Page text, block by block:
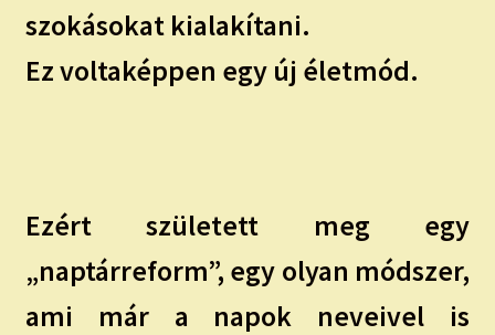
szokásokat kialakítani.
Ez voltaképpen egy új életmód.
Ezért született meg egy
„naptárreform”, egy olyan módszer,
ami már a napok neveivel is